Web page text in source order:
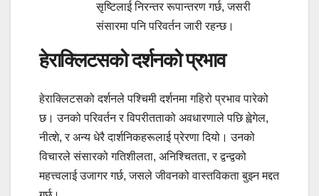
सृष्टिलाई निरन्तर रूपान्तरण गर्छ, जसरी
संसारमा पनि परिवर्तन जारी रहन्छ।
हेराक्लिटसको दर्शनको प्रभाव
हेराक्लिटसको दर्शनले पश्चिमी दर्शनमा गहिरो प्रभाव पारेको
छ। उनको परिवर्तन र विपरीतताको अवधारणाले पछि ह्वेगेल,
नीत्शे, र अन्य धेरै दार्शनिकहरूलाई प्रेरणा दियो। उनको
विचारले संसारको गतिशीलता, अनिश्चितता, र द्वन्द्वको
महत्त्वलाई उजागर गर्छ, जसले जीवनको वास्तविकता बुझ्न मद्दत